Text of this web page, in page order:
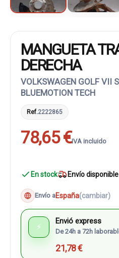
MANGUETA
DERECHA
VOLKSWAGEN GOLF VII
BLUEMOTION TECH
Ref.2222865
78,65 €IVA incluido
En stock Envío
Envío aEspaña(cambiar)
⚡
Envió express
De 24h a 72h
21,78 €